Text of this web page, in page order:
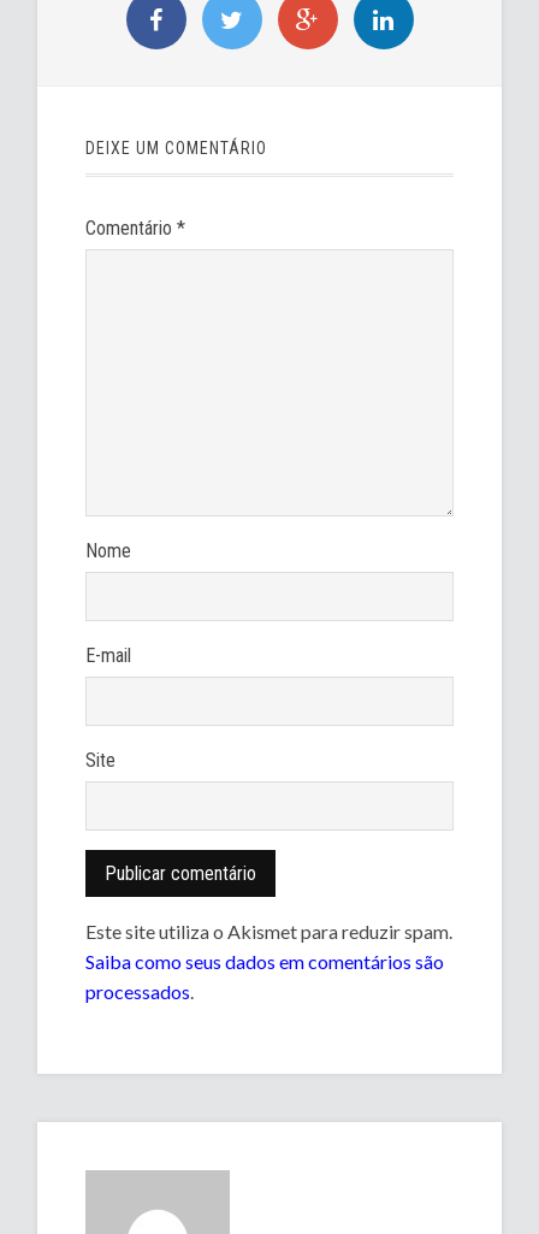
DEIXE UM COMENTÁRIO
Comentário*
Nome
E-mail
Site
Este site utiliza o Akismet para reduzir spam.
Saiba como seus dados em comentários são
processados